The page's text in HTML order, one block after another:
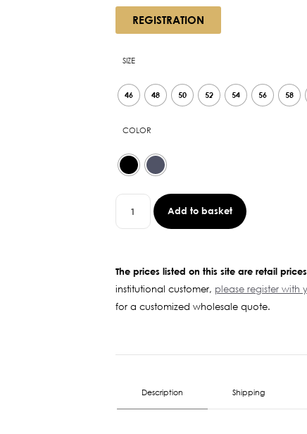
REGISTRATION
SIZE
46 48 50 52 54 56 58
COLOR
Add to basket
The prices listed on this site are retail
institutional customer, please register with
for a customized wholesale quote.
Description Shipping